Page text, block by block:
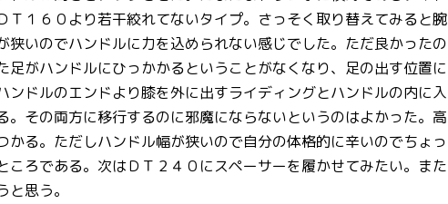
Ｔ１６０より若干絞れてないタイプ。さっそく取り替えてみると腕
狭いのでハンドルに力を込められない感じでした。ただ良かったの
足がハンドルにひっかかるということがなくなり、足の出す位置に
ンドルのエンドより膝を外に出すライディングとハンドルの内に入
。その両方に移行するのに邪魔にならないというのはよかった。高
かる。ただしハンドル幅が狭いので自分の体格的に辛いのでちょっ
ころである。次はＤＴ２４０にスペーサーを履かせてみたい。また
思う。